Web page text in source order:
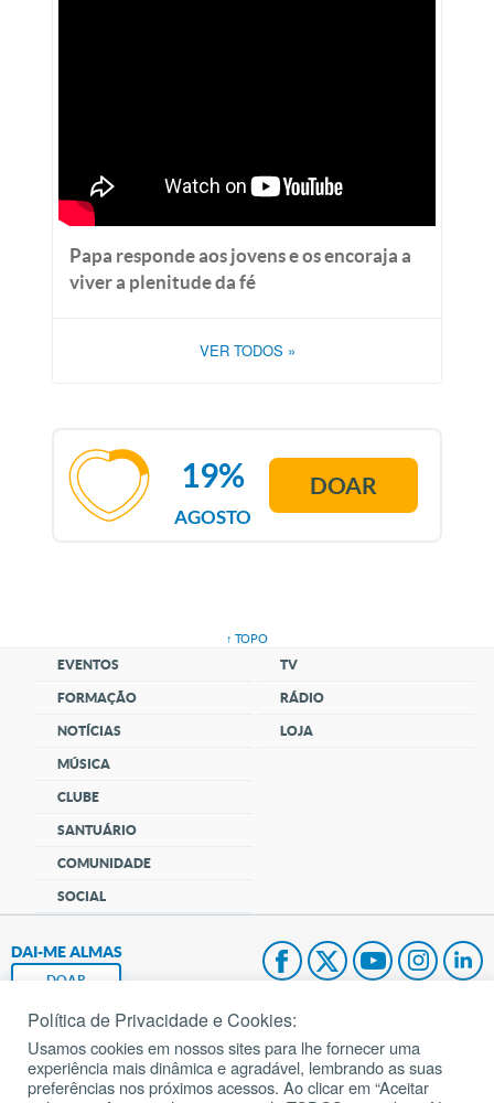
Papa responde aos jovens e os encoraja a
viver a plenitude da fé
VER TODOS »
AGOSTO
19% DOAR
↑ TOPO
EVENTOS
FORMAÇÃO
NOTÍCIAS
MÚSICA
CLUBE
SANTUÁRIO
COMUNIDADE
SOCIAL
TV
RÁDIO
LOJA
DAI-ME ALMAS
DOAR
Fundação João Paulo II
Pedido de Oração
Política de Privacidade e Cookies:
Usamos cookies em nossos sites para lhe fornecer uma
experiência mais dinâmica e agradável, lembrando as suas
preferências nos próximos acessos. Ao clicar em “Aceitar